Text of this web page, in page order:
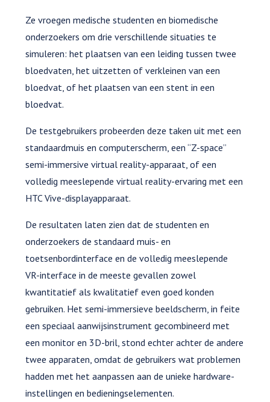
Ze vroegen medische studenten en biomedische
onderzoekers om drie verschillende situaties te
simuleren: het plaatsen van een leiding tussen twee
bloedvaten, het uitzetten of verkleinen van een
bloedvat, of het plaatsen van een stent in een
bloedvat.
De testgebruikers probeerden deze taken uit met een
standaardmuis en computerscherm, een “Z-space”
semi-immersive virtual reality-apparaat, of een
volledig meeslepende virtual reality-ervaring met een
HTC Vive-displayapparaat.
De resultaten laten zien dat de studenten en
onderzoekers de standaard muis- en
toetsenbordinterface en de volledig meeslepende
VR-interface in de meeste gevallen zowel
kwantitatief als kwalitatief even goed konden
gebruiken. Het semi-immersieve beeldscherm, in feite
een speciaal aanwijsinstrument gecombineerd met
een monitor en 3D-bril, stond echter achter de andere
twee apparaten, omdat de gebruikers wat problemen
hadden met het aanpassen aan de unieke hardware-
instellingen en bedieningselementen.